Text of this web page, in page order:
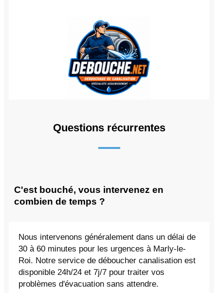
Questions récurrentes
C'est bouché, vous intervenez en
combien de temps ?
Nous intervenons généralement dans un délai de
30 à 60 minutes pour les urgences à Marly-le-
Roi. Notre service de déboucher canalisation est
disponible 24h/24 et 7j/7 pour traiter vos
problèmes d'évacuation sans attendre.